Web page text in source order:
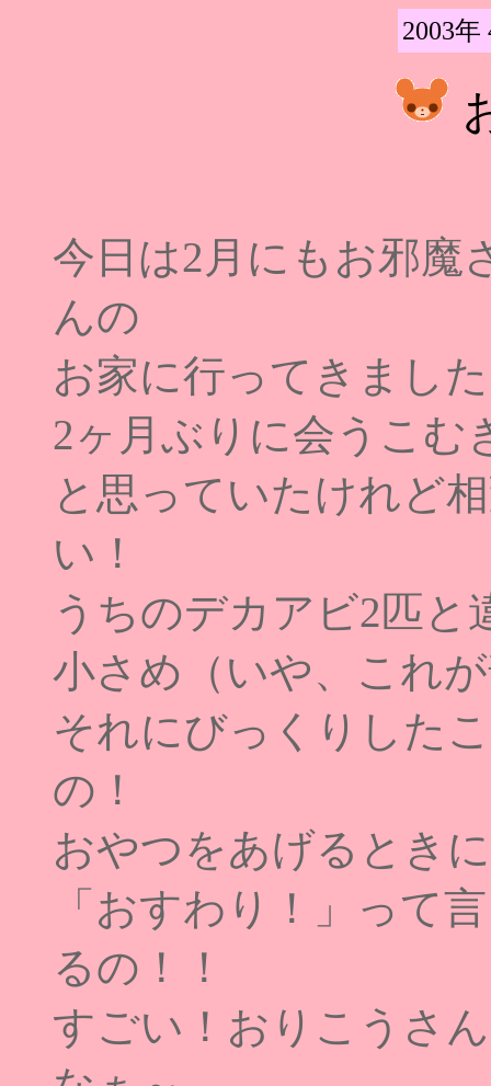
2003年
今日は2月にもお邪魔
んの
お家に行ってきまし
2ヶ月ぶりに会うこむ
と思っていたけれど
い！
うちのデカアビ2匹と
小さめ（いや、これ
それにびっくりした
の！
おやつをあげるとき
「おすわり！」って
るの！！
すごい！おりこうさ